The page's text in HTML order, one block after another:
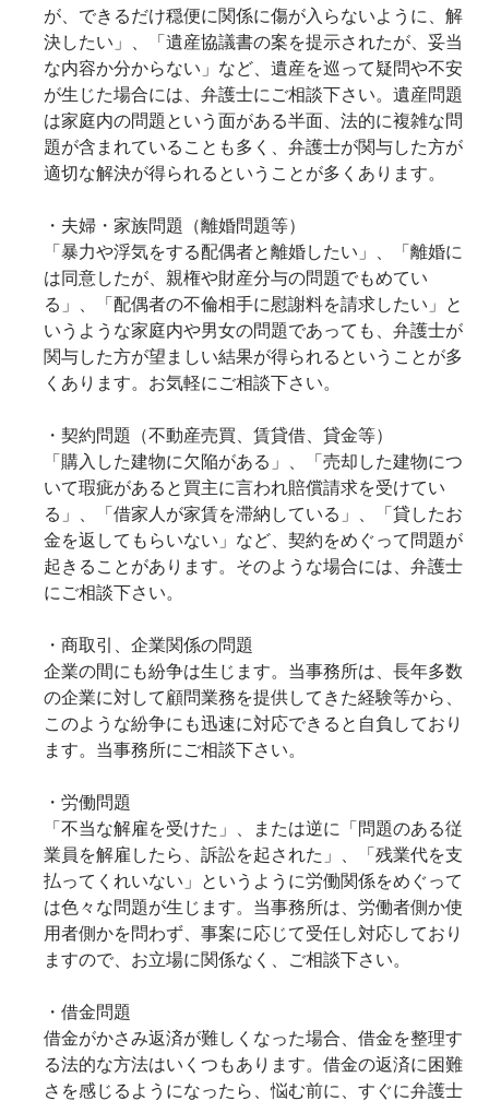
が、できるだけ穏便に関係に傷が入らないように、解
決したい」、「遺産協議書の案を提示されたが、妥当
な内容か分からない」など、遺産を巡って疑問や不安
が生じた場合には、弁護士にご相談下さい。遺産問題
は家庭内の問題という面がある半面、法的に複雑な問
題が含まれていることも多く、弁護士が関与した方が
適切な解決が得られるということが多くあります。
・夫婦・家族問題（離婚問題等）
「暴力や浮気をする配偶者と離婚したい」、「離婚に
は同意したが、親権や財産分与の問題でもめてい
る」、「配偶者の不倫相手に慰謝料を請求したい」と
いうような家庭内や男女の問題であっても、弁護士が
関与した方が望ましい結果が得られるということが多
くあります。お気軽にご相談下さい。
・契約問題（不動産売買、賃貸借、貸金等）
「購入した建物に欠陥がある」、「売却した建物につ
いて瑕疵があると買主に言われ賠償請求を受けてい
る」、「借家人が家賃を滞納している」、「貸したお
金を返してもらいない」など、契約をめぐって問題が
起きることがあります。そのような場合には、弁護士
にご相談下さい。
・商取引、企業関係の問題
企業の間にも紛争は生じます。当事務所は、長年多数
の企業に対して顧問業務を提供してきた経験等から、
このような紛争にも迅速に対応できると自負しており
ます。当事務所にご相談下さい。
・労働問題
「不当な解雇を受けた」、または逆に「問題のある従
業員を解雇したら、訴訟を起された」、「残業代を支
払ってくれいない」というように労働関係をめぐって
は色々な問題が生じます。当事務所は、労働者側か使
用者側かを問わず、事案に応じて受任し対応しており
ますので、お立場に関係なく、ご相談下さい。
・借金問題
借金がかさみ返済が難しくなった場合、借金を整理す
る法的な方法はいくつもあります。借金の返済に困難
さを感じるようになったら、悩む前に、すぐに弁護士